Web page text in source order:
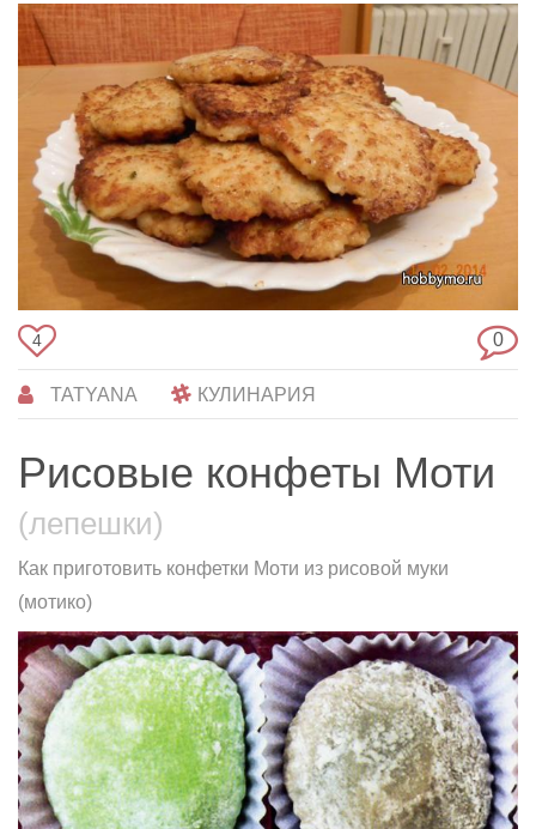
4 0
TATYANA КУЛИНАРИЯ
Рисовые конфеты Моти
(лепешки)
Как приготовить конфетки Моти из рисовой муки
(мотико)